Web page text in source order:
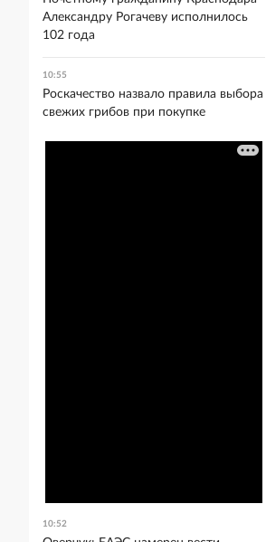
Александру Рогачеву исполнилось
102 года
10:55
Роскачество назвало правила выбора
свежих грибов при покупке
10:52